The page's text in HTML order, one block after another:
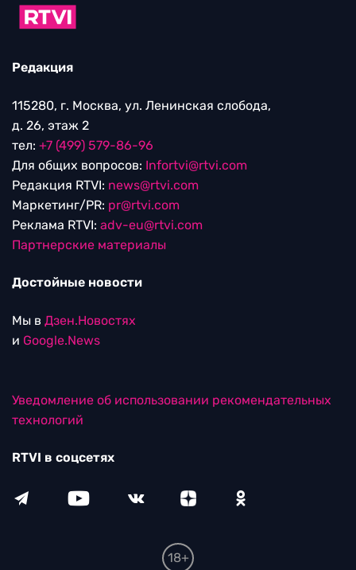
Редакция
115280, г. Москва, ул. Ленинская слобода,
д. 26, этаж 2
тел: +7 (499) 579-86-96
Для общих вопросов: Infortvi@rtvi.com
Редакция RTVI: news@rtvi.com
Маркетинг/PR: pr@rtvi.com
Реклама RTVI: adv-eu@rtvi.com
Партнерские материалы
Достойные новости
Мы в Дзен.Новостях
и Google.News
Уведомление об использовании рекомендательных
технологий
RTVI в соцсетях
18+